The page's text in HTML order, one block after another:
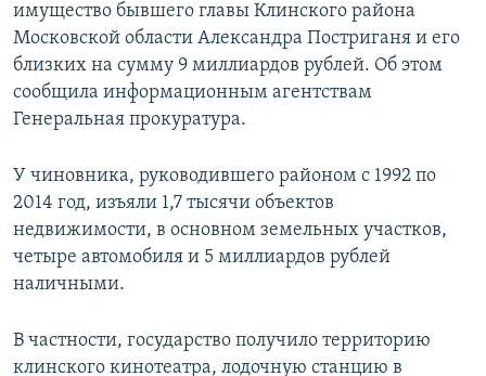
имущество бывшего главы Клинского района
Московской области Александра Постриганя и его
близких на сумму 9 миллиардов рублей. Об этом
сообщила информационным агентствам
Генеральная прокуратура.
У чиновника, руководившего районом с 1992 по
2014 год, изъяли 1,7 тысячи объектов
недвижимости, в основном земельных участков,
четыре автомобиля и 5 миллиардов рублей
наличными.
В частности, государство получило территорию
клинского кинотеатра, лодочную станцию в